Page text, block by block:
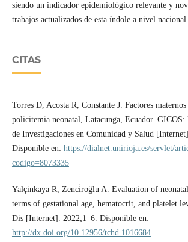
siendo un indicador epidemiológico relevante y
trabajos actualizados de esta índole a nivel nacional.
CITAS
Torres D, Acosta R, Constante J. Factores
policitemia neonatal, Latacunga, Ecuador. GICOS:
de Investigaciones en Comunidad y Salud
Disponible en: https://dialnet.unirioja.es/servlet/
codigo=8073335
Yalçinkaya R, Zenci̇roğlu A. Evaluation of
terms of gestational age, hematocrit, and platelet
Dis [Internet]. 2022;1–6. Disponible en:
http://dx.doi.org/10.12956/tchd.1016684